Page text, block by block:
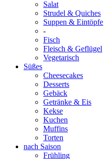
Salat
Strudel & Quiches
Suppen & Eintöpfe
-
Fisch
Fleisch & Geflügel
Vegetarisch
Süßes
Cheesecakes
Desserts
Gebäck
Getränke & Eis
Kekse
Kuchen
Muffins
Torten
nach Saison
Frühling